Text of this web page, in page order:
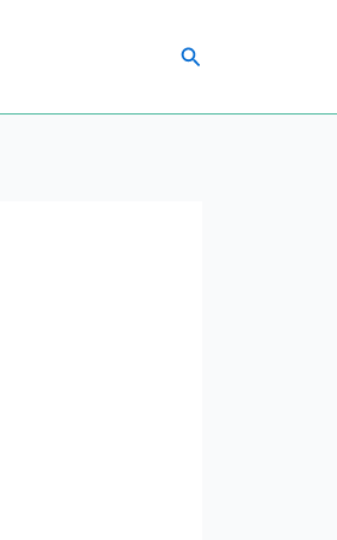
Search